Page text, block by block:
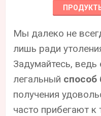
Мы далеко не
лишь ради
Задумайтесь,
легальный способ
получения
часто прибегают